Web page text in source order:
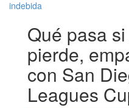
indebida
Qué pasa
pierde,
con San
Leagues